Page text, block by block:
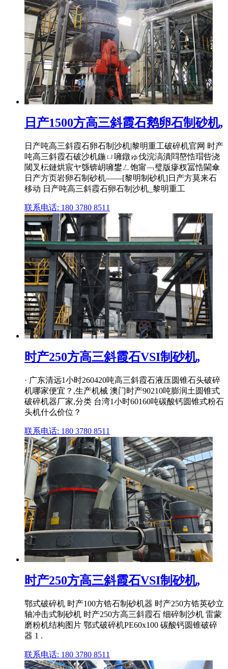
日产1500方高三斜霞石鹅卵石制砂机,
日产吨高三斜霞石卵石制沙机|黎明重工破碎机官网 时产
吨高三斜霞石破沙机鍦ㄩ噰鐓ゅ伐浣滈潰閰嶅悎瑁呰浇
閾叉枟鏈烘宸ヤ綔锛岄噰鐢ㄥ饱甯﹁璧版瘮杈冨悎閫傘
日产方页岩卵石制砂机——[黎明制砂机]日产方莫来石
移动 日产吨高三斜霞石卵石制沙机_黎明重工
联系电话: 180 3780 8511
时产250方高三斜霞石VSI制砂机,
· 广东清远1小时260420吨高三斜霞石液压圆锥石头破碎
机哪家便宜？,生产机械 澳门时产90210吨膨润土圆锥式
破碎机器厂家,分类 台湾1小时60160吨碳酸钙圆锥式粉石
头机什么价位？
联系电话: 180 3780 8511
时产250方高三斜霞石VSI制砂机,
鄂式破碎机 时产100方锆石制砂机器 时产250方锆英砂立
轴冲击式制砂机 时产250方高三斜霞石 细碎制沙机 雷蒙
磨粉机结构图片 鄂式破碎机PE60x100 碳酸钙圆锥破碎
器 1 .
联系电话: 180 3780 8511